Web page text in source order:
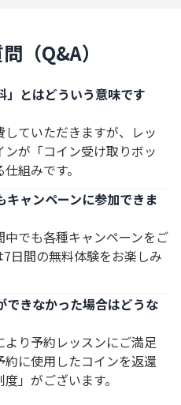
（Q&A）
」とはどういう意味です
ていただきますが、レッ
が「コイン受け取りボッ
組みです。
ャンペーンに参加できま
でも各種キャンペーンをご
日間の無料体験をお楽しみ
できなかった場合はどうな
り予約レッスンにご満足
に使用したコインを返還
」がございます。